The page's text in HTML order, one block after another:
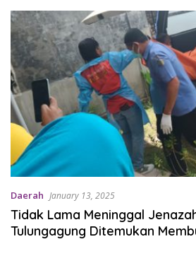
Daerah January 13, 2025
Tidak Lama Meninggal
Tulungagung Ditemukan